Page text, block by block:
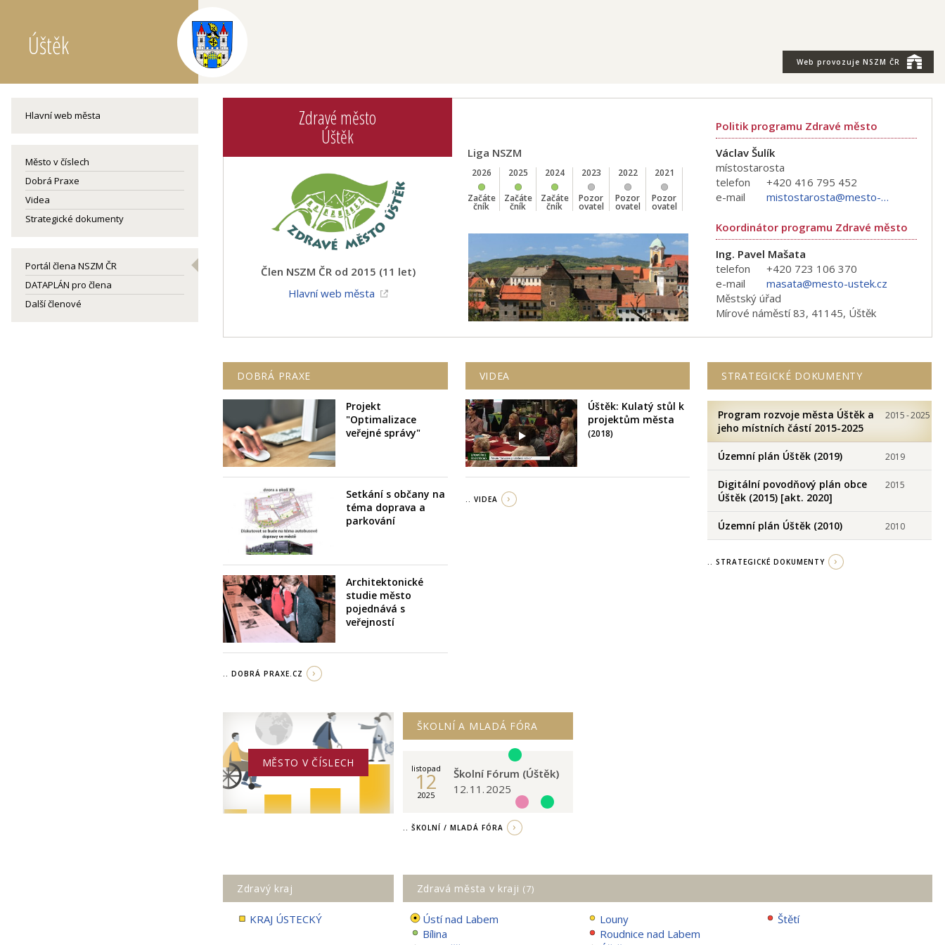
Úštěk
Web provozuje NSZM ČR
Hlavní web města
Město v číslech
Dobrá Praxe
Videa
Strategické dokumenty
Portál člena NSZM ČR
DATAPLÁN pro člena
Další členové
Zdravé město
Úštěk
Člen NSZM ČR od 2015 (11 let)
Hlavní web města
Liga NSZM
2026
Začáte
čník
2025
Začáte
čník
2024
Začáte
čník
2023
Pozor
ovatel
2022
Pozor
ovatel
2021
Pozor
ovatel
2019
Pokro
2018
Pokro Pokro Pokro Začáte
Politik programu Zdravé město
Václav Šulík
místostarosta
telefon
+420 416 795 452
e-mail
mistostarosta@mesto-ustek.cz
Koordinátor programu Zdravé město
Ing. Pavel Mašata
telefon
+420 723 106 370
e-mail
masata@mesto-ustek.cz
Městský úřad
Mírové náměstí 83, 41145, Úštěk
DOBRÁ PRAXE
Projekt
"Optimalizace
veřejné správy"
Setkání s občany na
téma doprava a
parkování
Architektonické
studie město
pojednává s
veřejností
.. DOBRÁ PRAXE.CZ
VIDEA
Úštěk: Kulatý stůl k
projektům města
(2018)
.. VIDEA
STRATEGICKÉ DOKUMENTY
Program rozvoje města Úštěk a
jeho místních částí 2015-2025
2015-2025
Územní plán Úštěk (2019) 2019
Digitální povodňový plán obce
Úštěk (2015) [akt. 2020]
2015
Územní plán Úštěk (2010) 2010
.. STRATEGICKÉ DOKUMENTY
MĚSTO V ČÍSLECH
ŠKOLNÍ A MLADÁ FÓRA
listopad
12
2025
Školní Fórum (Úštěk)
12. 11. 2025
.. ŠKOLNÍ / MLADÁ FÓRA
Zdravý kraj
KRAJ ÚSTECKÝ
Zdravá města v kraji (7)
Ústí nad Labem
Bílina
Louny
Roudnice nad Labem
Štětí